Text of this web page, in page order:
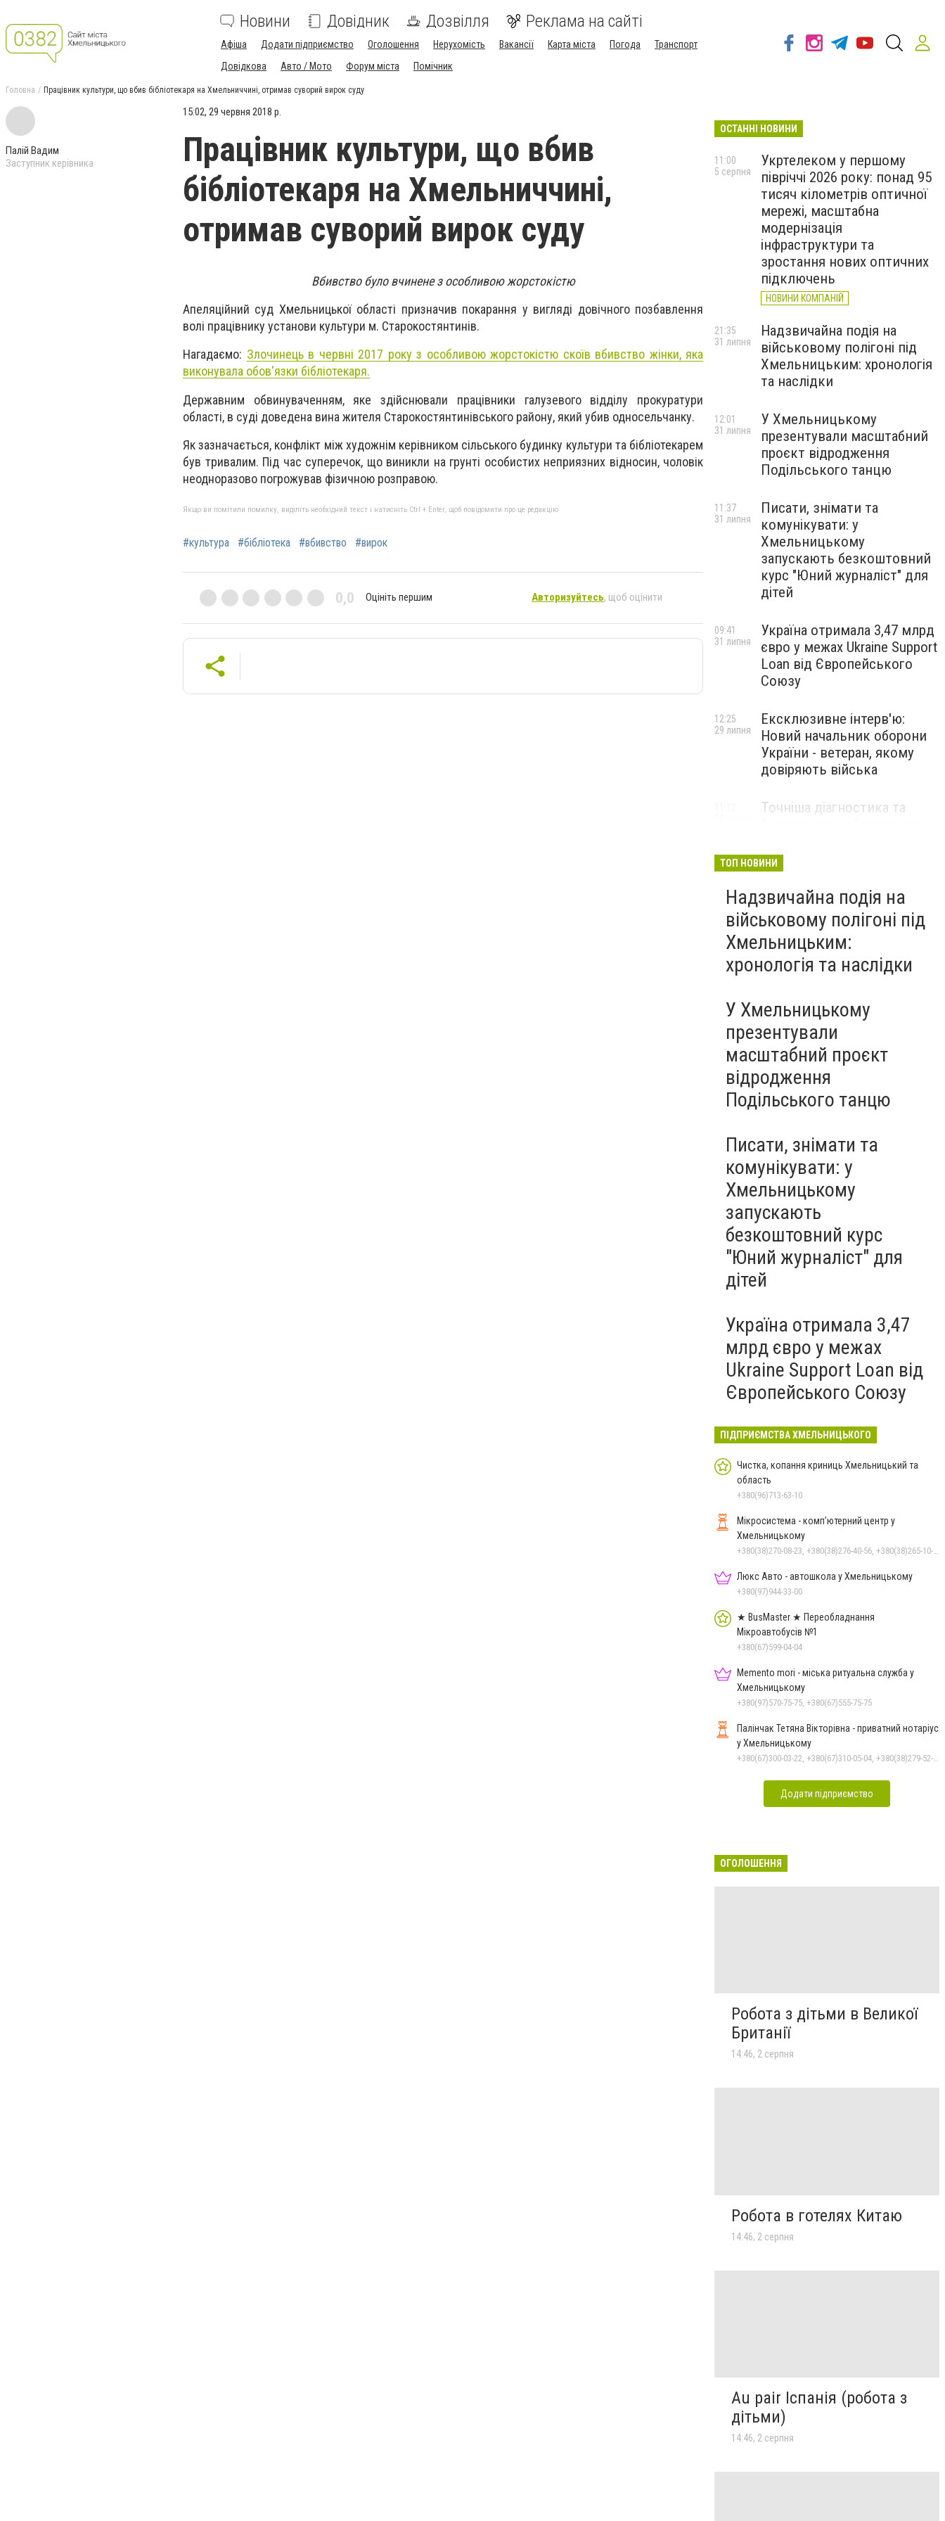
Новини Довідник Дозвілля Реклама на сайті
Афіша Додати підприємство Оголошення Нерухомість Вакансії Карта міста Погода
Транспорт
Довідкова
Авто / Мото Форум міста Помічник
Головна Працівник культури, що вбив бібліотекаря на Хмельниччині, отримав суворий вирок суду
Палій Вадим
Заступник керівника
15:02, 29 червня 2018 р.
Працівник культури, що вбив
бібліотекаря на Хмельниччині,
отримав суворий вирок суду
Вбивство було вчинене з особливою жорстокістю
Апеляційний суд Хмельницької області призначив покарання у вигляді довічного позбавлення
волі працівнику установи культури м. Старокостянтинів.
Нагадаємо: Злочинець в червні 2017 року з особливою жорстокістю скоїв вбивство жінки, яка
виконувала обов'язки бібліотекаря.
Державним обвинуваченням, яке здійснювали працівники галузевого відділу прокуратури
області, в суді доведена вина жителя Старокостянтинівського району, який убив односельчанку.
Як зазначається, конфлікт між художнім керівником сільського будинку культури та бібліотекарем
був тривалим. Під час суперечок, що виникли на грунті особистих неприязних відносин, чоловік
неодноразово погрожував фізичною розправою.
Якщо ви помітили помилку, виділіть необхідний текст і натисніть Ctrl + Enter, щоб повідомити про це редакцію
#культура #бібліотека #вбивство #вирок
0,0 Оцініть першим Авторизуйтесь, щоб оцінити
ОСТАННІ НОВИНИ
Укртелеком у першому
півріччі 2026 року: понад 95
тисяч кілометрів оптичної
мережі, масштабна
модернізація
інфраструктури та
зростання нових оптичних
підключень
НОВИНИ КОМПАНІЙ
11:00
5 серпня
Надзвичайна подія на
військовому полігоні під
Хмельницьким: хронологія
та наслідки
21:35
31 липня
У Хмельницькому
презентували масштабний
проєкт відродження
Подільського танцю
12:01
31 липня
Писати, знімати та
комунікувати: у
Хмельницькому
запускають безкоштовний
курс "Юний журналіст" для
дітей
11:37
31 липня
Україна отримала 3,47 млрд
євро у межах Ukraine Support
Loan від Європейського
Союзу
09:41
31 липня
Ексклюзивне інтерв'ю:
Новий начальник оборони
України - ветеран, якому
довіряють війська
12:25
29 липня
Точніша діагностика та
протипухлинному центрі
запрацював новий
томограф
Паперовий флот замість
Чорноморського: як реальні
втрати Росії перетворилися
на дитячу аплікацію
23:42
27 липня
ТОП НОВИНИ
Надзвичайна подія на
військовому полігоні під
Хмельницьким:
хронологія та наслідки
У Хмельницькому
презентували
масштабний проєкт
відродження
Подільського танцю
Писати, знімати та
комунікувати: у
Хмельницькому
запускають
безкоштовний курс
"Юний журналіст" для
дітей
Україна отримала 3,47
млрд євро у межах
Ukraine Support Loan від
Європейського Союзу
ПІДПРИЄМСТВА ХМЕЛЬНИЦЬКОГО
Чистка, копання криниць Хмельницький та
область
+380(96)713-63-10
Мікросистема - комп’ютерний центр у
Хмельницькому
+380(38)270-08-23, +380(38)276-40-56, +380(38)265-10-45, +380(38)270-08-22
Люкс Авто - автошкола у Хмельницькому
+380(97)944-33-00
★ BusMaster ★ Переобладнання
Мікроавтобусів №1
+380(67)599-04-04
Memento mori - міська ритуальна служба у
Хмельницькому
+380(97)570-75-75, +380(67)555-75-75
Палінчак Тетяна Вікторівна - приватний нотаріус
у Хмельницькому
+380(67)300-03-22, +380(67)310-05-04, +380(38)279-52-33
Додати підприємство
ОГОЛОШЕННЯ
Робота з дітьми в Великої
Британії
14:46, 2 серпня
Робота в готелях Китаю
14:46, 2 серпня
Au pair Іспанія (робота з
дітьми)
14:46, 2 серпня